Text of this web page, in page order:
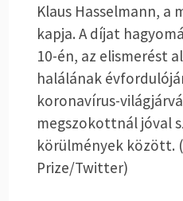
Klaus Hasselmann, a
kapja. A díjat
10-én, az elismerést
halálának
koronavírus-
megszokottnál jóval
körülmények között.
Prize/Twitter)